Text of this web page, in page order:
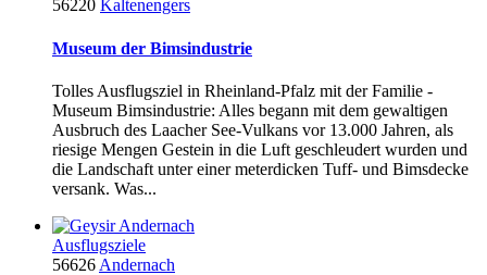
56220 Kaltenengers
Museum der Bimsindustrie
Tolles Ausflugsziel in Rheinland-Pfalz mit der Familie -
Museum Bimsindustrie: Alles begann mit dem gewaltigen
Ausbruch des Laacher See-Vulkans vor 13.000 Jahren, als
riesige Mengen Gestein in die Luft geschleudert wurden und
die Landschaft unter einer meterdicken Tuff- und Bimsdecke
versank. Was...
Ausflugsziele
56626 Andernach